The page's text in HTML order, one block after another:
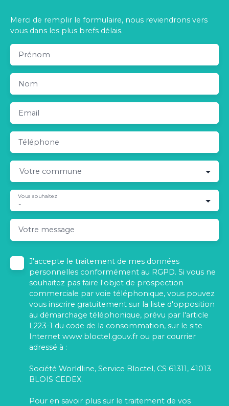
Merci de remplir le formulaire, nous reviendrons vers
vous dans les plus brefs délais.
Prénom
Nom
Email
Téléphone
Votre commune
-
Vous souhaitez
Votre message
J'accepte le traitement de mes données
personnelles conformément au RGPD. Si vous ne
souhaitez pas faire l'objet de prospection
commerciale par voie téléphonique, vous pouvez
vous inscrire gratuitement sur la liste d'opposition
au démarchage téléphonique, prévu par l'article
L223-1 du code de la consommation, sur le site
Internet www.bloctel.gouv.fr ou par courrier
adressé à :
Société Worldline, Service Bloctel, CS 61311, 41013
BLOIS CEDEX.
Pour en savoir plus sur le traitement de vos